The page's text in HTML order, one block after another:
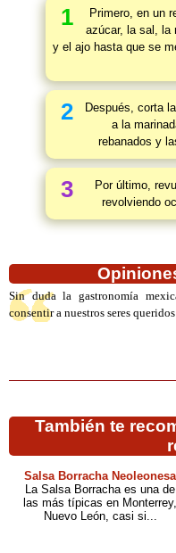
1
Primero, en un
azúcar, la sal, la
y el ajo hasta que se
2
Después, corta
a la
rebanados y
3
Por último,
revolviendo
Sin duda la gastronomía
consentir a nuestros seres
También te
Salsa Borracha Neoleonesa
La Salsa Borracha es una de
las más típicas en Monterrey,
Nuevo León, casi si...